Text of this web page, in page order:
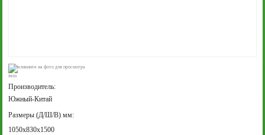
кликните на фото для просмотра
Производитель:
Южный-Китай
Размеры (Д/Ш/В) мм:
1050x830x1500